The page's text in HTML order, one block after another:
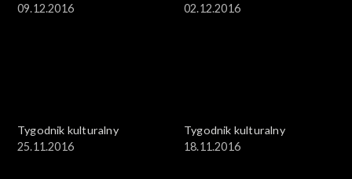
09.12.2016
02.12.2016
Tygodnik kulturalny
25.11.2016
Tygodnik kulturalny
18.11.2016